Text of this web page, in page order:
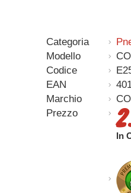
Categoria
Modello
Codice
EAN
Marchio
Prezzo
In